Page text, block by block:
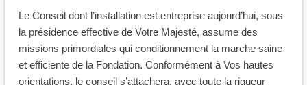
Le Conseil dont l’installation est entreprise aujourd’hui, sous
la présidence effective de Votre Majesté, assume des
missions primordiales qui conditionnement la marche saine
et efficiente de la Fondation. Conformément à Vos hautes
orientations, le conseil s’attachera, avec toute la rigueur